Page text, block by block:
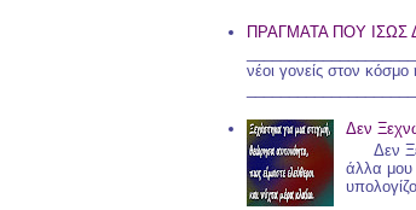
ΠΡΑΓΜΑΤΑ ΠΟΥ ΙΣΩΣ
νέοι γονείς στον
Δεν
Δεν
άλλα μου